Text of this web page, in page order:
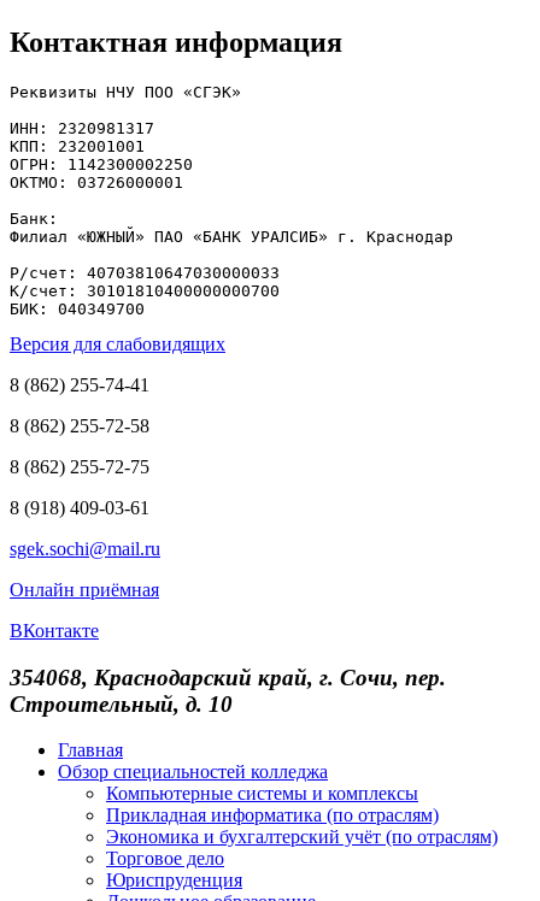
Контактная информация
Реквизиты НЧУ ПОО «СГЭК»
ИНН: 2320981317
КПП: 232001001
ОГРН: 1142300002250
ОКТМО: 03726000001
Банк:
Филиал «ЮЖНЫЙ» ПАО «БАНК УРАЛСИБ» г. Краснодар
Р/счет: 40703810647030000033
К/счет: 30101810400000000700
БИК: 040349700
Версия для слабовидящих
8 (862) 255-74-41
8 (862) 255-72-58
8 (862) 255-72-75
8 (918) 409-03-61
sgek.sochi@mail.ru
Онлайн приёмная
ВКонтакте
354068, Краснодарский край, г. Сочи, пер.
Строительный, д. 10
Главная
Обзор специальностей колледжа
Компьютерные системы и комплексы
Прикладная информатика (по отраслям)
Экономика и бухгалтерский учёт (по отраслям)
Торговое дело
Юриспруденция